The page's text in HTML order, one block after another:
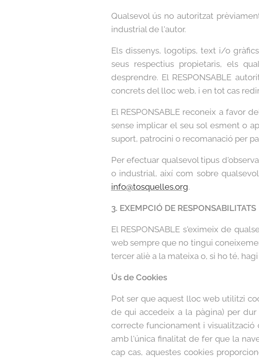
Qualsevol ús no autoritzat
industrial de l'autor.
Els dissenys, logotips, text i/o
seus respectius propietaris, els
desprendre. El RESPONSABLE
concrets del lloc web, i en tot cas
El RESPONSABLE reconeix a favor
sense implicar el seu sol esment o
suport, patrocini o recomanació per
Per efectuar qualsevol tipus
o industrial, així com sobre
info@tosquelles.org.
3. EXEMPCIÓ DE RESPONSABILITATS
El RESPONSABLE s'eximeix de
web sempre que no tingui
tercer aliè a la mateixa o, si ho té,
Ús de Cookies
Pot ser que aquest lloc web utilitzi
de qui accedeix a la pàgina) per
correcte funcionament i visualització
amb l'única finalitat de fer que la
cap cas, aquestes cookies